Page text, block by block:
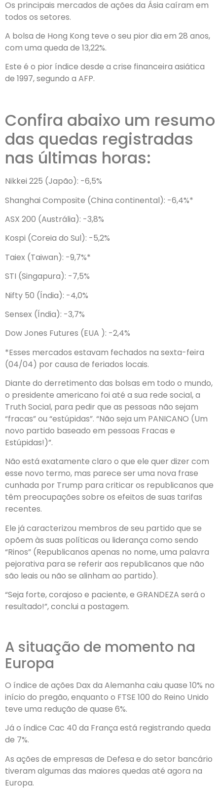
Os principais mercados de ações da Ásia caíram em
todos os setores.
A bolsa de Hong Kong teve o seu pior dia em 28 anos,
com uma queda de 13,22%.
Este é o pior índice desde a crise financeira asiática
de 1997, segundo a AFP.
Confira abaixo um resumo
das quedas registradas
nas últimas horas:
Nikkei 225 (Japão): -6,5%
Shanghai Composite (China continental): -6,4%*
ASX 200 (Austrália): -3,8%
Kospi (Coreia do Sul): -5,2%
Taiex (Taiwan): -9,7%*
STI (Singapura): -7,5%
Nifty 50 (Índia): -4,0%
Sensex (Índia): -3,7%
Dow Jones Futures (EUA ): -2,4%
*Esses mercados estavam fechados na sexta-feira
(04/04) por causa de feriados locais.
Diante do derretimento das bolsas em todo o mundo,
o presidente americano foi até a sua rede social, a
Truth Social, para pedir que as pessoas não sejam
“fracas” ou “estúpidas”. “Não seja um PANICANO (Um
novo partido baseado em pessoas Fracas e
Estúpidas!)”.
Não está exatamente claro o que ele quer dizer com
esse novo termo, mas parece ser uma nova frase
cunhada por Trump para criticar os republicanos que
têm preocupações sobre os efeitos de suas tarifas
recentes.
Ele já caracterizou membros de seu partido que se
opõem às suas políticas ou liderança como sendo
“Rinos” (Republicanos apenas no nome, uma palavra
pejorativa para se referir aos republicanos que não
são leais ou não se alinham ao partido).
“Seja forte, corajoso e paciente, e GRANDEZA será o
resultado!”, conclui a postagem.
A situação de momento na
Europa
O índice de ações Dax da Alemanha caiu quase 10% no
início do pregão, enquanto o FTSE 100 do Reino Unido
teve uma redução de quase 6%.
Já o índice Cac 40 da França está registrando queda
de 7%.
As ações de empresas de Defesa e do setor bancário
tiveram algumas das maiores quedas até agora na
Europa.